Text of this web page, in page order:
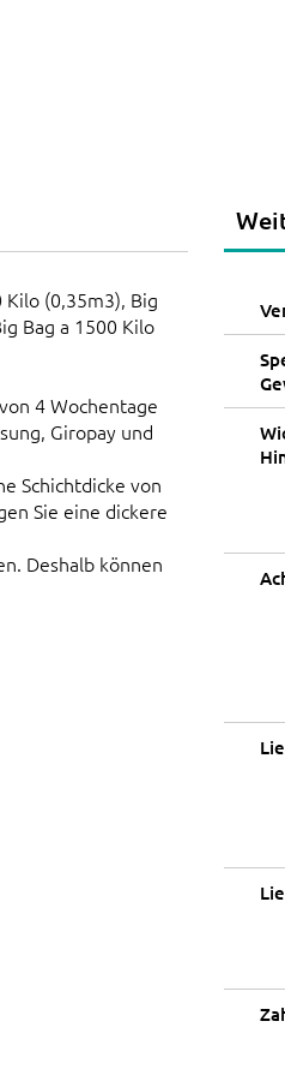
Kilo (0,35m3), Big
Bag a 1500 Kilo
4 Wochentage
Giropay und
Schichtdicke von
Sie eine dickere
Deshalb können